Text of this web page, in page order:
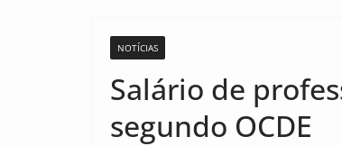
NOTÍCIAS
Salário de
segundo OCDE